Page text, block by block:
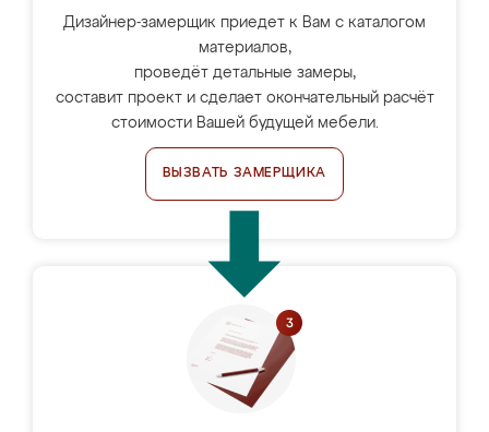
Дизайнер-замерщик приедет к Вам с каталогом
материалов,
проведёт детальные замеры,
составит проект и сделает окончательный расчёт
стоимости Вашей будущей мебели.
ВЫЗВАТЬ ЗАМЕРЩИКА